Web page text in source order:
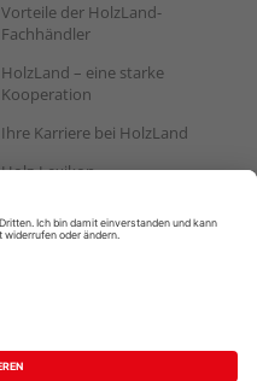
Vorteile der HolzLand-
Fachhändler
HolzLand – eine starke
Kooperation
Ihre Karriere bei HolzLand
Holz-Lexikon
Nutzungsbedingungen